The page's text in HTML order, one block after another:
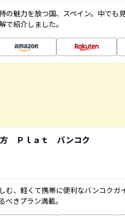
の魅力を放つ国、スペイン。中でも
で紹介しました。
Ｐｌａｔ バンコク
む、軽くて携帯に便利なバンコクガ
べきプラン満載。